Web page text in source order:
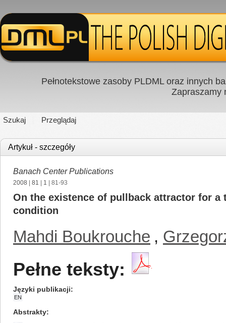
Pełnotekstowe zasoby PLDML oraz innych
Zapraszamy
Szukaj Przeglądaj
Artykuł - szczegóły
Banach Center Publications
2008 81 1 | 81-93
On the existence of pullback attractor for
condition
Mahdi Boukrouche ,
Pełne teksty:
Języki publikacji
EN
Abstrakty